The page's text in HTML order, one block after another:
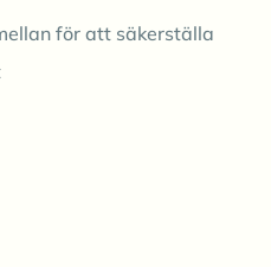
för att säkerställa